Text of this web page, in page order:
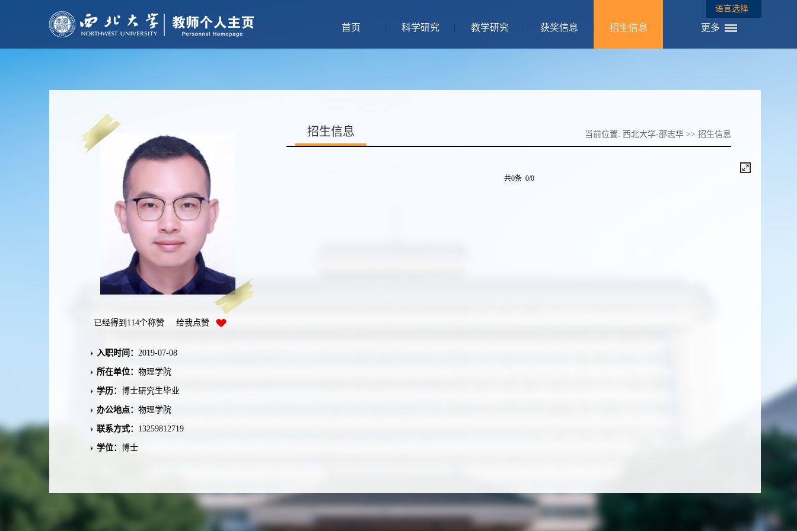
语言选择
首页 科学研究 教学研究 获奖信息 招生信息 更多
已经得到 114个称赞 给我点赞
入职时间： 2019-07-08
所在单位： 物理学院
学历： 博士研究生毕业
办公地点： 物理学院
联系方式： 13259812719
学位： 博士
招生信息 当前位置: 西北大学-邵志华 >> 招生信息
共0条 0/0